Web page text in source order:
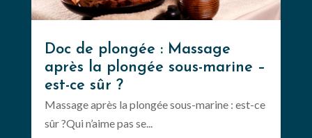
Doc de plongée : Massage
après la plongée sous-marine –
est-ce sûr ?
Massage après la plongée sous-marine : est-ce
sûr ?Qui n’aime pas se...